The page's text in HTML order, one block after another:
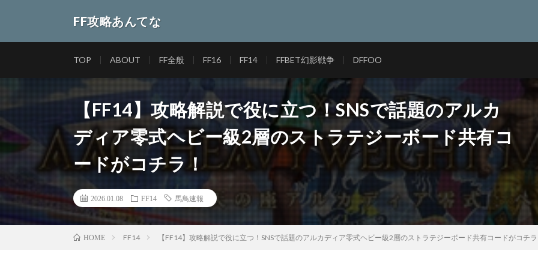
FF攻略あんてな
TOP ABOUT FF全般 FF16 FF14 FFBET幻影戦争 DFFOO
【FF14】攻略解説で役に立つ！SNSで話題のアルカ
ディア零式ヘビー級2層のストラテジーボード共有コ
ードがコチラ！
2026.01.08 FF14 馬鳥速報
HOME FF14 【FF14】攻略解説で役に立つ！SNSで話題のアルカディア零式ヘビー級2層のストラテジーボード共有コードがコチ